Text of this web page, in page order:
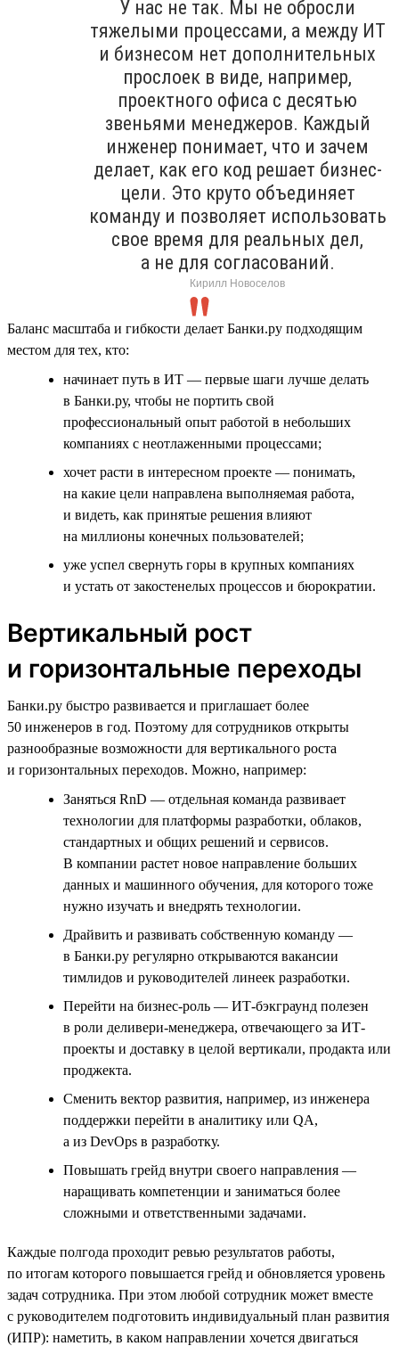
У нас не так. Мы не обросли
тяжелыми процессами, а между ИТ
и бизнесом нет дополнительных
прослоек в виде, например,
проектного офиса с десятью
звеньями менеджеров. Каждый
инженер понимает, что и зачем
делает, как его код решает бизнес-
цели. Это круто объединяет
команду и позволяет использовать
свое время для реальных дел,
а не для согласований.
Кирилл Новоселов
Баланс масштаба и гибкости делает Банки.ру подходящим
местом для тех, кто:
начинает путь в ИТ — первые шаги лучше делать
в Банки.ру, чтобы не портить свой
профессиональный опыт работой в небольших
компаниях с неотлаженными процессами;
хочет расти в интересном проекте — понимать,
на какие цели направлена выполняемая работа,
и видеть, как принятые решения влияют
на миллионы конечных пользователей;
уже успел свернуть горы в крупных компаниях
и устать от закостенелых процессов и бюрократии.
Вертикальный рост
и горизонтальные переходы
Банки.ру быстро развивается и приглашает более
50 инженеров в год. Поэтому для сотрудников открыты
разнообразные возможности для вертикального роста
и горизонтальных переходов. Можно, например:
Заняться RnD — отдельная команда развивает
технологии для платформы разработки, облаков,
стандартных и общих решений и сервисов.
В компании растет новое направление больших
данных и машинного обучения, для которого тоже
нужно изучать и внедрять технологии.
Драйвить и развивать собственную команду —
в Банки.ру регулярно открываются вакансии
тимлидов и руководителей линеек разработки.
Перейти на бизнес-роль — ИТ-бэкграунд полезен
в роли деливери-менеджера, отвечающего за ИТ-
проекты и доставку в целой вертикали, продакта или
проджекта.
Сменить вектор развития, например, из инженера
поддержки перейти в аналитику или QA,
а из DevOps в разработку.
Повышать грейд внутри своего направления —
наращивать компетенции и заниматься более
сложными и ответственными задачами.
Каждые полгода проходит ревью результатов работы,
по итогам которого повышается грейд и обновляется уровень
задач сотрудника. При этом любой сотрудник может вместе
с руководителем подготовить индивидуальный план развития
(ИПР): наметить, в каком направлении хочется двигаться